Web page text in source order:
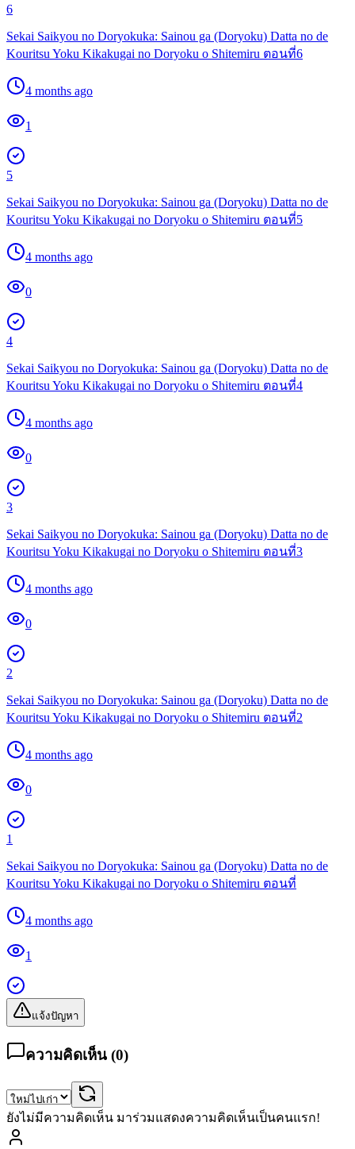
6
Sekai Saikyou no Doryokuka: Sainou ga (Doryoku) Datta no de
Kouritsu Yoku Kikakugai no Doryoku o Shitemiru ตอนที่6
4 months ago
1
5
Sekai Saikyou no Doryokuka: Sainou ga (Doryoku) Datta no de
Kouritsu Yoku Kikakugai no Doryoku o Shitemiru ตอนที่5
4 months ago
0
4
Sekai Saikyou no Doryokuka: Sainou ga (Doryoku) Datta no de
Kouritsu Yoku Kikakugai no Doryoku o Shitemiru ตอนที่4
4 months ago
0
3
Sekai Saikyou no Doryokuka: Sainou ga (Doryoku) Datta no de
Kouritsu Yoku Kikakugai no Doryoku o Shitemiru ตอนที่3
4 months ago
0
2
Sekai Saikyou no Doryokuka: Sainou ga (Doryoku) Datta no de
Kouritsu Yoku Kikakugai no Doryoku o Shitemiru ตอนที่2
4 months ago
0
1
Sekai Saikyou no Doryokuka: Sainou ga (Doryoku) Datta no de
Kouritsu Yoku Kikakugai no Doryoku o Shitemiru ตอนที่
4 months ago
1
แจ้งปัญหา
ความคิดเห็น (0)
ยังไม่มีความคิดเห็น มาร่วมแสดงความคิดเห็นเป็นคนแรก!